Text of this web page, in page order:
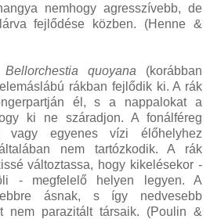
nemhogy agresszívebb, de
fejlődése közben. (Henne &
Bellorchestia quoyana (korábban
rákban fejlődik ki. A rák
él, s a nappalokat a
ki ne száradjon. A fonálféreg
vagy egyenes vízi élőhelyhez
nem tartózkodik. A rák
változtassa, hogy kikelésekor -
- megfelelő helyen legyen. A
ásnak, s így nedvesebb
nem parazitált társaik. (Poulin &